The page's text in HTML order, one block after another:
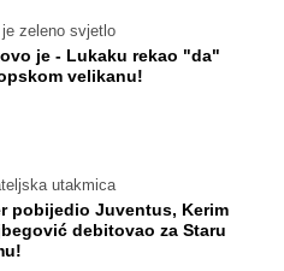
je zeleno svjetlo
je - Lukaku rekao "da"
velikanu!
utakmica
pobijedio Juventus, Kerim
debitovao za Staru